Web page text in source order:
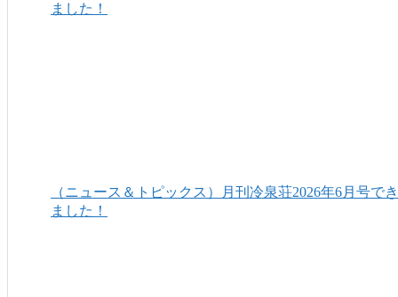
ました！
（ニュース＆トピックス）月刊冷泉荘2026年6月号でき
ました！